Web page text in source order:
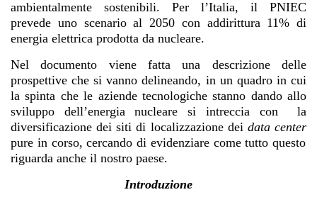
ambientalmente sostenibili. Per l’Italia, il PNIEC
prevede uno scenario al 2050 con addirittura 11% di
energia elettrica prodotta da nucleare.
Nel documento viene fatta una descrizione delle
prospettive che si vanno delineando, in un quadro in cui
la spinta che le aziende tecnologiche stanno dando allo
sviluppo dell’energia nucleare si intreccia con la
diversificazione dei siti di localizzazione dei data center
pure in corso, cercando di evidenziare come tutto questo
riguarda anche il nostro paese.
Introduzione